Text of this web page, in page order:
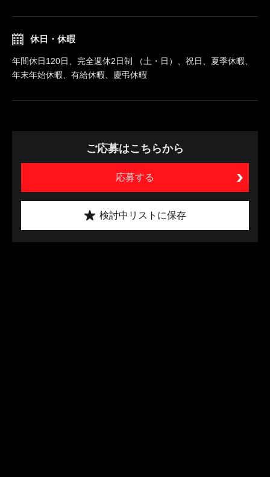
休日・休暇
年間休日120日、完全週休2日制 （土・日）、祝日、夏季休暇、
年末年始休暇、有給休暇、慶弔休暇
ご応募はこちらから
応募する
検討中リストに保存